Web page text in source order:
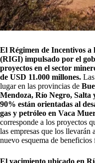
El Régimen de Incentivos a
(RIGI) impulsado por el
proyectos en el sector
de USD 11.000 millones.
lugar en las provincias de
Mendoza, Río Negro, Salta
90% están orientadas al
gas y petróleo en Vaca
corresponde a los proyectos
las empresas que los llevarán
nuevo esquema de beneficios